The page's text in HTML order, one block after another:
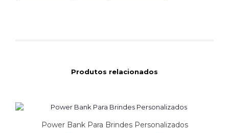
Produtos relacionados
Power Bank Para Brindes Personalizados